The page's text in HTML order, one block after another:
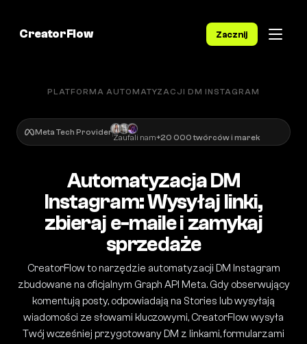
CreatorFlow Zacznij
PLATFORMA AUTOMATYZACJI DM INSTAGRAM
Meta Tech Provider
Zaufali nam+20 000 twórców i marek
Automatyzacja DM
Instagram: Wysyłaj linki,
zbieraj e-maile i zamykaj
sprzedaże
CreatorFlow to narzędzie automatyzacji DM Instagram
zbudowane na oficjalnym Graph API Meta. Gdy obserwujący
komentują posty, odpowiadają na Stories lub wysyłają
wiadomości ze słowami kluczowymi, CreatorFlow wysyła
Twój wcześniej przygotowany DM z linkami, formularzami